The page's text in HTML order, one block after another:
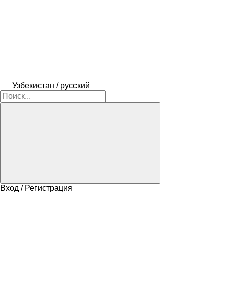
Узбекистан / русский
Вход / Регистрация